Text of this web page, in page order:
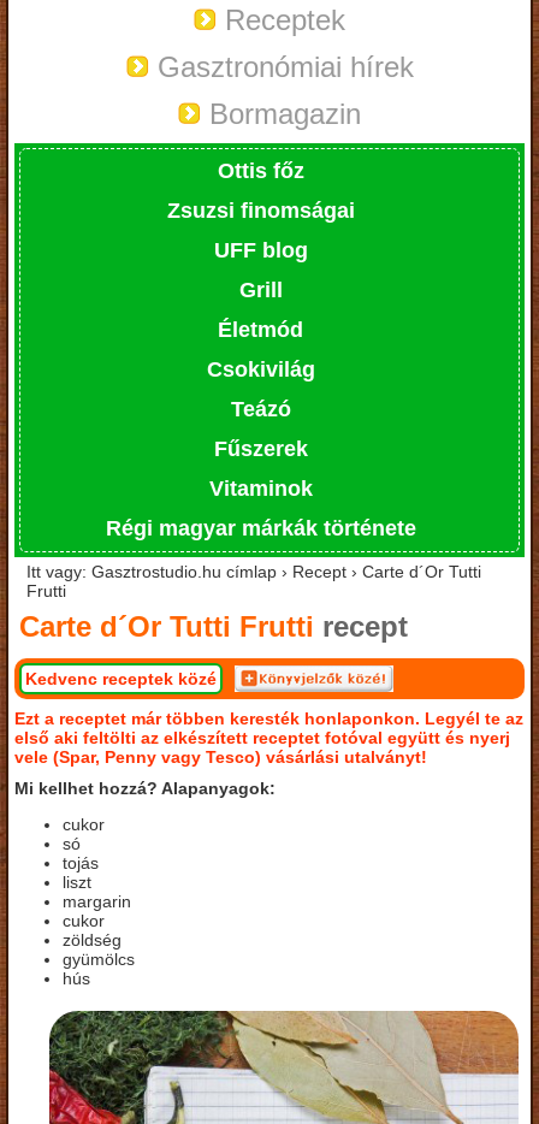
Receptek
Gasztronómiai hírek
Bormagazin
Ottis főz
Zsuzsi finomságai
UFF blog
Grill
Életmód
Csokivilág
Teázó
Fűszerek
Vitaminok
Régi magyar márkák története
Itt vagy: Gasztrostudio.hu címlap › Recept › Carte d´Or Tutti
Frutti
Carte d´Or Tutti Frutti recept
Kedvenc receptek közé
Ezt a receptet már többen keresték honlaponkon. Legyél te az
első aki feltölti az elkészített receptet fotóval együtt és nyerj
vele (Spar, Penny vagy Tesco) vásárlási utalványt!
Mi kellhet hozzá? Alapanyagok:
cukor
só
tojás
liszt
margarin
cukor
zöldség
gyümölcs
hús